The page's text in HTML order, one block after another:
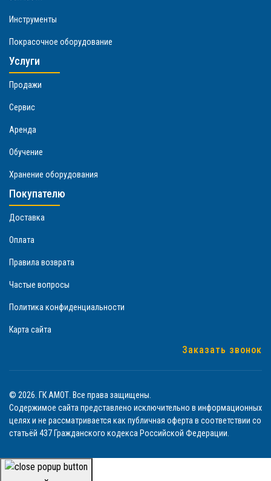
Инструменты
Покрасочное оборудование
Услуги
Продажи
Сервис
Аренда
Обучение
Хранение оборудования
Покупателю
Доставка
Оплата
Правила возврата
Частые вопросы
Политика конфиденциальности
Карта сайта
Заказать звонок
© 2026. ГК АМОТ. Все права защищены.
Содержимое сайта представлено исключительно в информационных
целях и не рассматривается как публичная оферта в соответствии со
статьёй 437 Гражданского кодекса Российской Федерации.